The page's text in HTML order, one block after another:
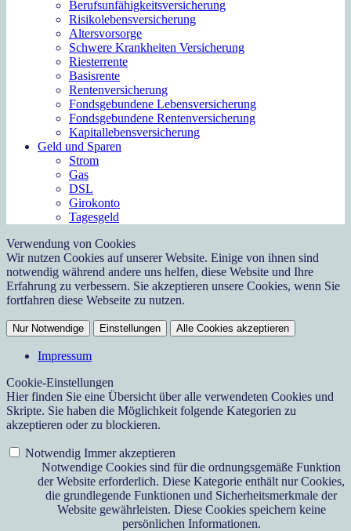
Berufs­unfähigkeitsversicherung
Risikolebensversicherung
Altersvorsorge
Schwere Krankheiten Versicherung
Riesterrente
Basisrente
Rentenversicherung
Fondsgebundene Lebensversicherung
Fondsgebundene Rentenversicherung
Kapitallebensversicherung
Geld und Sparen
Strom
Gas
DSL
Girokonto
Tagesgeld
Verwendung von Cookies
Wir nutzen Cookies auf unserer Website. Einige von ihnen sind
notwendig während andere uns helfen, diese Website und Ihre
Erfahrung zu verbessern. Sie akzeptieren unsere Cookies, wenn Sie
fortfahren diese Webseite zu nutzen.
Nur Notwendige Einstellungen Alle Cookies akzeptieren
Impressum
Cookie-Einstellungen
Hier finden Sie eine Übersicht über alle verwendeten Cookies und
Skripte. Sie haben die Möglichkeit folgende Kategorien zu
akzeptieren oder zu blockieren.
Notwendig Immer akzeptieren
Notwendige Cookies sind für die ordnungsgemäße Funktion
der Website erforderlich. Diese Kategorie enthält nur Cookies,
die grundlegende Funktionen und Sicherheitsmerkmale der
Website gewährleisten. Diese Cookies speichern keine
persönlichen Informationen.